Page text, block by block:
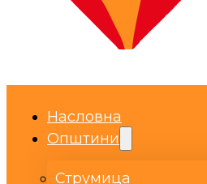
Насловна
Општини
Струмица